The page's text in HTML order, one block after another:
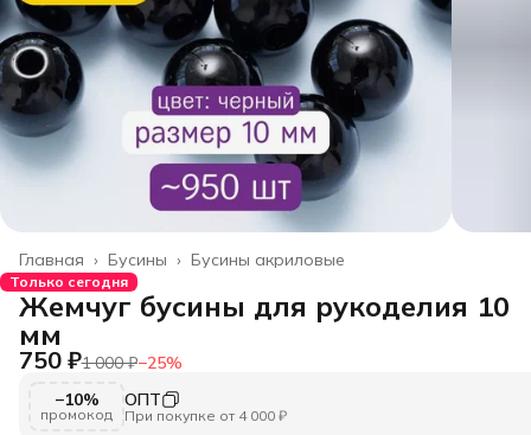
Бусины акриловые
Бусины ›
Главная ›
Только сегодня
Жемчуг бусины для рукоделия 10
мм
750 ₽1 000 ₽−25%
−10%
промокод
ОПТ
При покупке от 4 000 ₽